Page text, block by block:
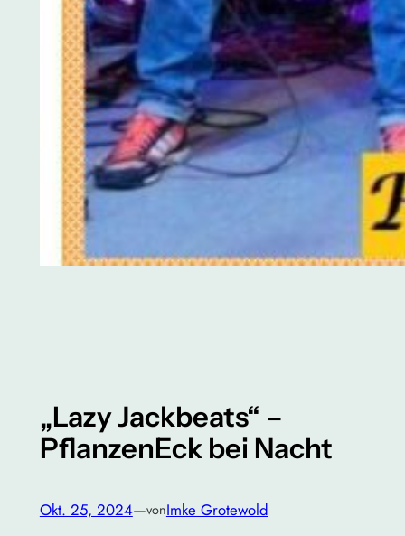
„Lazy Jackbeats“ –
PflanzenEck bei Nacht
Okt. 25, 2024—vonImke Grotewold